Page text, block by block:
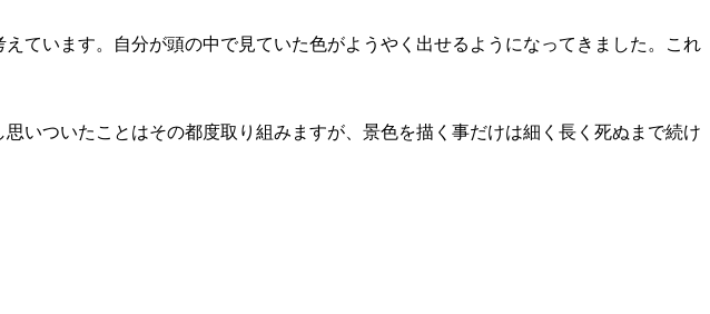
ています。自分が頭の中で見ていた色がようやく出せるようになってきました。これ
いついたことはその都度取り組みますが、景色を描く事だけは細く長く死ぬまで続け